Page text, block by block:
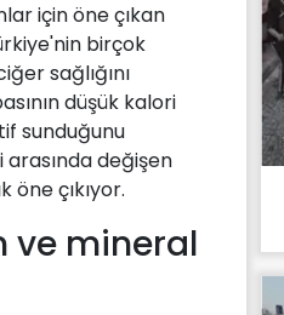
için öne çıkan
birçok
sağlığını
düşük kalori
sunduğunu
değişen
çıkıyor.
ve mineral